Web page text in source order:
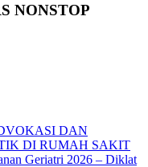
NONSTOP
DAN
DI RUMAH SAKIT
Geriatri 2026 – Diklat